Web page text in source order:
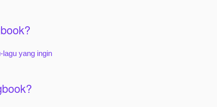
lagu yang ingin